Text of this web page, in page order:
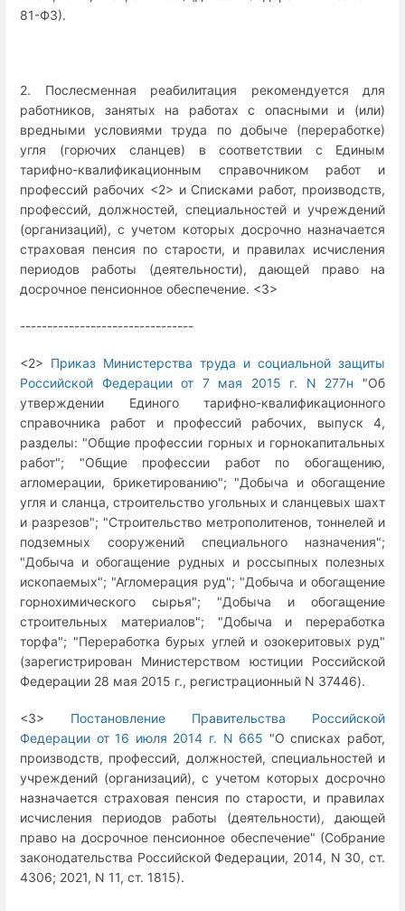
81-ФЗ).
2. Послесменная реабилитация рекомендуется для
работников, занятых на работах с опасными и (или)
вредными условиями труда по добыче (переработке)
угля (горючих сланцев) в соответствии с Единым
тарифно-квалификационным справочником работ и
профессий рабочих <2> и Списками работ, производств,
профессий, должностей, специальностей и учреждений
(организаций), с учетом которых досрочно назначается
страховая пенсия по старости, и правилах исчисления
периодов работы (деятельности), дающей право на
досрочное пенсионное обеспечение. <3>
--------------------------------
<2> Приказ Министерства труда и социальной защиты
Российской Федерации от 7 мая 2015 г. N 277н "Об
утверждении Единого тарифно-квалификационного
справочника работ и профессий рабочих, выпуск 4,
разделы: "Общие профессии горных и горнокапитальных
работ"; "Общие профессии работ по обогащению,
агломерации, брикетированию"; "Добыча и обогащение
угля и сланца, строительство угольных и сланцевых шахт
и разрезов"; "Строительство метрополитенов, тоннелей и
подземных сооружений специального назначения";
"Добыча и обогащение рудных и россыпных полезных
ископаемых"; "Агломерация руд"; "Добыча и обогащение
горнохимического сырья"; "Добыча и обогащение
строительных материалов"; "Добыча и переработка
торфа"; "Переработка бурых углей и озокеритовых руд"
(зарегистрирован Министерством юстиции Российской
Федерации 28 мая 2015 г., регистрационный N 37446).
<3> Постановление Правительства Российской
Федерации от 16 июля 2014 г. N 665 "О списках работ,
производств, профессий, должностей, специальностей и
учреждений (организаций), с учетом которых досрочно
назначается страховая пенсия по старости, и правилах
исчисления периодов работы (деятельности), дающей
право на досрочное пенсионное обеспечение" (Собрание
законодательства Российской Федерации, 2014, N 30, ст.
4306; 2021, N 11, ст. 1815).